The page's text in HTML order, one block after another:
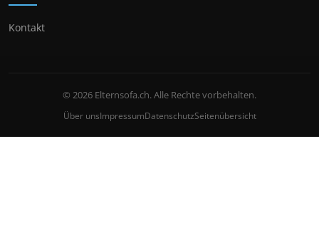
Kontakt
© 2026 Elternsofa.ch. Alle Rechte vorbehalten.
Über unsImpressumDatenschutzSeitenübersicht